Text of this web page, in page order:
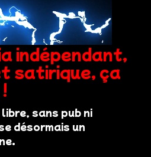
indépendant,
satirique, ça
sans pub ni
désormais un